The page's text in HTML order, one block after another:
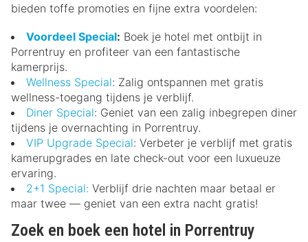
bieden toffe promoties en fijne extra voordelen:
Voordeel Special: Boek je hotel met ontbijt in
Porrentruy en profiteer van een fantastische
kamerprijs.
Wellness Special: Zalig ontspannen met gratis
wellness-toegang tijdens je verblijf.
Diner Special: Geniet van een zalig inbegrepen diner
tijdens je overnachting in Porrentruy.
VIP Upgrade Special: Verbeter je verblijf met gratis
kamerupgrades en late check-out voor een luxueuze
ervaring.
2+1 Special: Verblijf drie nachten maar betaal er
maar twee — geniet van een extra nacht gratis!
Zoek en boek een hotel in Porrentruy